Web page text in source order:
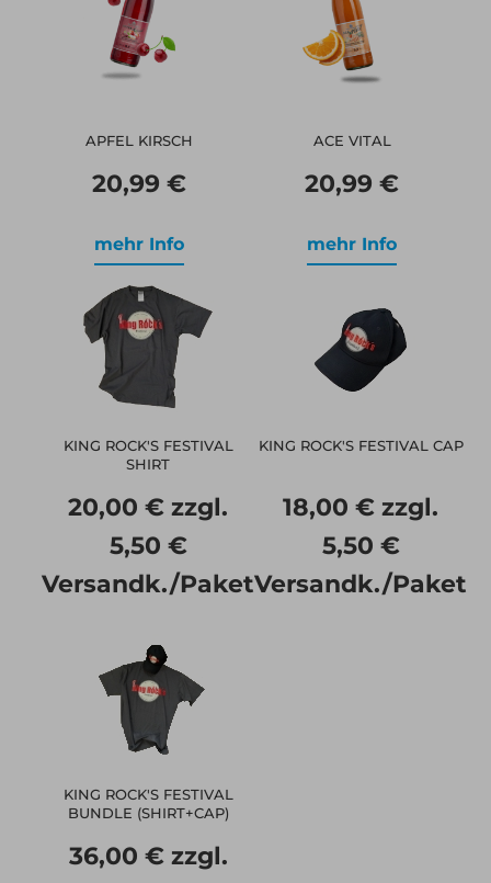
APFEL KIRSCH
20,99 €
mehr Info
ACE VITAL
20,99 €
mehr Info
KING ROCK'S FESTIVAL
SHIRT
20,00 € zzgl.
5,50 €
Versandk./Paket
KING ROCK'S FESTIVAL CAP
18,00 € zzgl.
5,50 €
Versandk./Paket
KING ROCK'S FESTIVAL
BUNDLE (SHIRT+CAP)
36,00 € zzgl.